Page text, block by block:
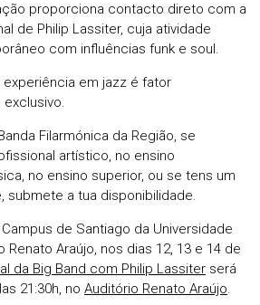
proporciona contacto direto com a
de Philip Lassiter, cuja atividade
com influências funk e soul.
em jazz é fator
exclusivo.
Filarmónica da Região, se
artístico, no ensino
no ensino superior, ou se tens um
submete a tua disponibilidade.
de Santiago da Universidade
Renato Araújo, nos dias 12, 13 e 14 de
da Big Band com Philip Lassiter será
21:30h, no Auditório Renato Araújo.